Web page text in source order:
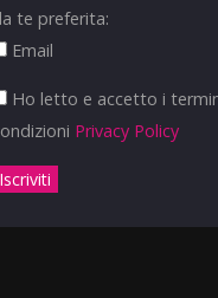
te preferita:
Email
Ho letto e accetto i
Privacy Policy